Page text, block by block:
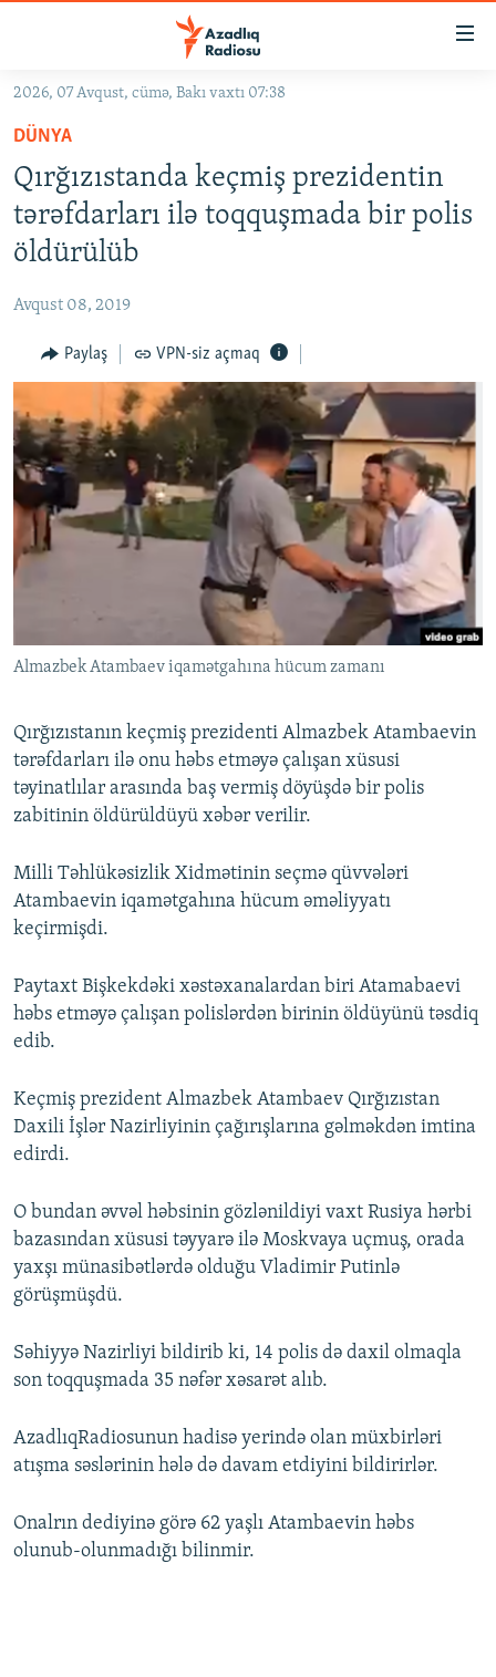
Əsas
qayıt
Əsas
naviqasiyaya
qayıt
Axtarışa
KORRUPSIOMETR
#ƏSLINDƏ
QANUNI DOĞRU
ARAŞDIRMA
MULTIMEDIA
VIDEO
FOTOQALEREYA
İNFOQRAFIKA
KARIKATURA
RADIO ARXIV
OXU ZALI
AZƏRBAYCAN ƏDƏBIYYATI KITABXANASI
İSLAM VƏ DEMOKRATIYA
İZ - MƏDƏNIYYƏT PROQRAMI
HAQQIMIZDA
MISSIYAMIZ
PEŞƏ ETIKASI VƏ JURNALISTIKA STANDARTLARIMIZ
MATERIALLARIMIZDAN ISTIFADƏ
AZADLIQRADIOSU MOBIL TELEFONUNUZDA
BIZIMLƏ ƏLAQƏ
BIZI IZLƏ
RFE/RL-in bütün saytları
2026, 07 Avqust, cümə, Bakı vaxtı 07:38
DÜNYA
Qırğızıstanda keçmiş prezidentin
tərəfdarları ilə toqquşmada bir polis
öldürülüb
Avqust 08, 2019
Paylaş VPN-siz açmaq
Almazbek Atambaev iqamətgahına hücum zamanı
Qırğızıstanın keçmiş prezidenti Almazbek Atambaevin
tərəfdarları ilə onu həbs etməyə çalışan xüsusi
təyinatlılar arasında baş vermiş döyüşdə bir polis
zabitinin öldürüldüyü xəbər verilir.
Milli Təhlükəsizlik Xidmətinin seçmə qüvvələri
Atambaevin iqamətgahına hücum əməliyyatı
keçirmişdi.
Paytaxt Bişkekdəki xəstəxanalardan biri Atamabaevi
həbs etməyə çalışan polislərdən birinin öldüyünü təsdiq
edib.
Keçmiş prezident Almazbek Atambaev Qırğızıstan
Daxili İşlər Nazirliyinin çağırışlarına gəlməkdən imtina
edirdi.
O bundan əvvəl həbsinin gözlənildiyi vaxt Rusiya hərbi
bazasından xüsusi təyyarə ilə Moskvaya uçmuş, orada
yaxşı münasibətlərdə olduğu Vladimir Putinlə
görüşmüşdü.
Səhiyyə Nazirliyi bildirib ki, 14 polis də daxil olmaqla
son toqquşmada 35 nəfər xəsarət alıb.
AzadlıqRadiosunun hadisə yerində olan müxbirləri
atışma səslərinin hələ də davam etdiyini bildirirlər.
Onalrın dediyinə görə 62 yaşlı Atambaevin həbs
olunub-olunmadığı bilinmir.